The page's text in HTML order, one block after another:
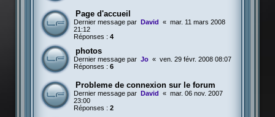
Page d'accueil
Dernier message par David « mar. 11 mars 2008
21:12
Réponses : 4
photos
Dernier message par Jo « ven. 29 févr. 2008 08:07
Réponses : 6
Probleme de connexion sur le forum
Dernier message par David « mar. 06 nov. 2007
23:00
Réponses : 2